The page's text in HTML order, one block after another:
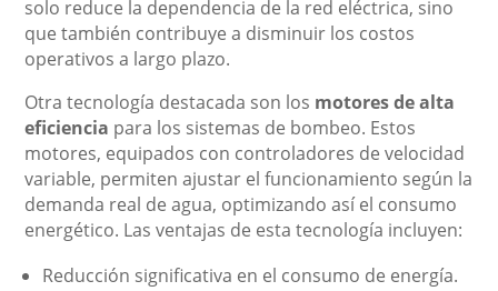
solo reduce la dependencia de la red eléctrica, sino
que también contribuye a disminuir los costos
operativos a largo plazo.
Otra tecnología destacada son los motores de alta
eficiencia para los sistemas de bombeo. Estos
motores, equipados con controladores de velocidad
variable, permiten ajustar el funcionamiento según la
demanda real de agua, optimizando así el consumo
energético. Las ventajas de esta tecnología incluyen:
Reducción significativa en el consumo de energía.